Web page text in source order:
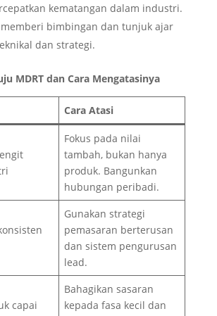
kematangan dalam industri.
bimbingan dan tunjuk ajar
dan strategi.
MDRT dan Cara Mengatasinya
Cara Atasi
Fokus pada nilai
tambah, bukan hanya
produk. Bangunkan
hubungan peribadi.
Gunakan strategi
pemasaran berterusan
dan sistem pengurusan
lead.
capai
Bahagikan sasaran
kepada fasa kecil dan